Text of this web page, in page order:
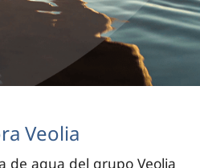
Veolia
de agua del grupo Veolia